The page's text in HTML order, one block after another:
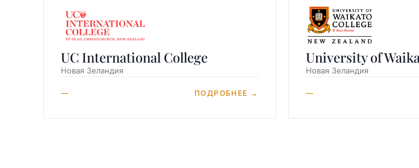
UC International College
Новая Зеландия
— ПОДРОБНЕЕ →
University of
Новая Зеландия
—